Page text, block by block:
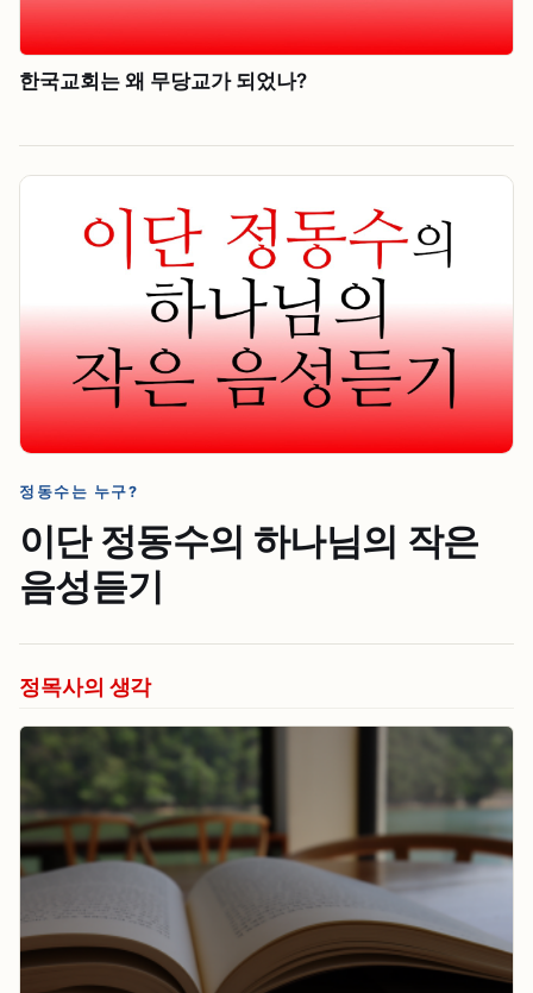
한국교회는 왜 무당교가 되었나?
정동수는 누구?
이단 정동수의 하나님의 작은
음성듣기
정목사의 생각